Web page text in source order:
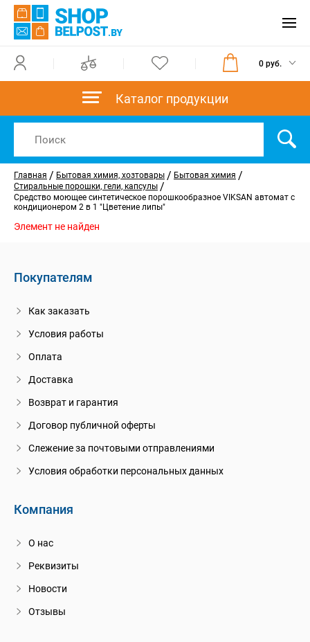
0 руб.
Каталог продукции
Главная / Бытовая химия, хозтовары / Бытовая химия /
Стиральные порошки, гели, капсулы /
Средство моющее синтетическое порошкообразное VIKSAN автомат с
кондиционером 2 в 1 "Цветение липы"
Элемент не найден
Покупателям
Как заказать
Условия работы
Оплата
Доставка
Возврат и гарантия
Договор публичной оферты
Слежение за почтовыми отправлениями
Условия обработки персональных данных
Компания
О нас
Реквизиты
Новости
Отзывы